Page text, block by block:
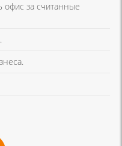
офис за считанные